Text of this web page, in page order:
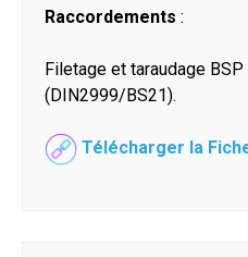
Raccordements :
Filetage et taraudage
(DIN2999/BS21).
Télécharger la